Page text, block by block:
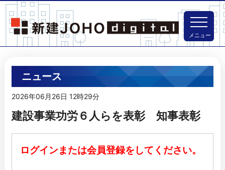
メニュー
ニュース
2026年06月26日 12時29分
建設事業功労６人らを表彰 知事表彰
ログインまたは会員登録をしてください。